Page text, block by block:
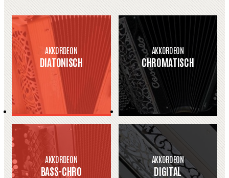
AKKORDEON
DIATONISCH
AKKORDEON
CHROMATISCH
AKKORDEON
BASS-CHRO
AKKORDEON
DIGITAL